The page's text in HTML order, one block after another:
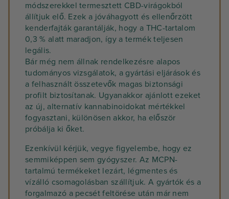
módszerekkel termesztett CBD-virágokból
állítjuk elő. Ezek a jóváhagyott és ellenőrzött
kenderfajták garantálják, hogy a THC-tartalom
0,3 % alatt maradjon, így a termék teljesen
legális.
Bár még nem állnak rendelkezésre alapos
tudományos vizsgálatok, a gyártási eljárások és
a felhasznált összetevők magas biztonsági
profilt biztosítanak. Ugyanakkor ajánlott ezeket
az új, alternatív kannabinoidokat mértékkel
fogyasztani, különösen akkor, ha először
próbálja ki őket.
Ezenkívül kérjük, vegye figyelembe, hogy ez
semmiképpen sem gyógyszer. Az MCPN-
tartalmú termékeket lezárt, légmentes és
vízálló csomagolásban szállítjuk. A gyártók és a
forgalmazó a pecsét feltörése után már nem